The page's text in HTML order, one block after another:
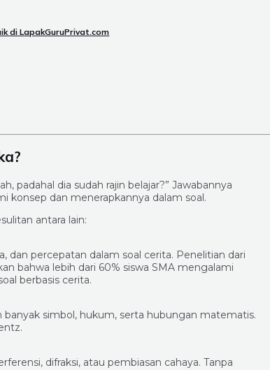
di LapakGuruPrivat.com
padahal dia sudah rajin belajar?” Jawabannya
konsep dan menerapkannya dalam soal.
antara lain:
dan percepatan dalam soal cerita. Penelitian dari
bahwa lebih dari 60% siswa SMA mengalami
berbasis cerita.
simbol, hukum, serta hubungan matematis.
difraksi, atau pembiasan cahaya. Tanpa